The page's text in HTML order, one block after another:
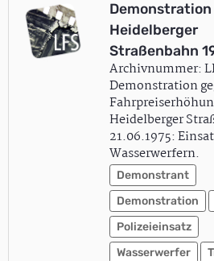
Demonstration
Heidelberger
Straßenbahn
Archivnummer:
Demonstration
Heidelberger
21.06.1975:
Wasserwerfern.
Demonstrant
Demonstration
Polizeieinsatz
Wasserwerfer